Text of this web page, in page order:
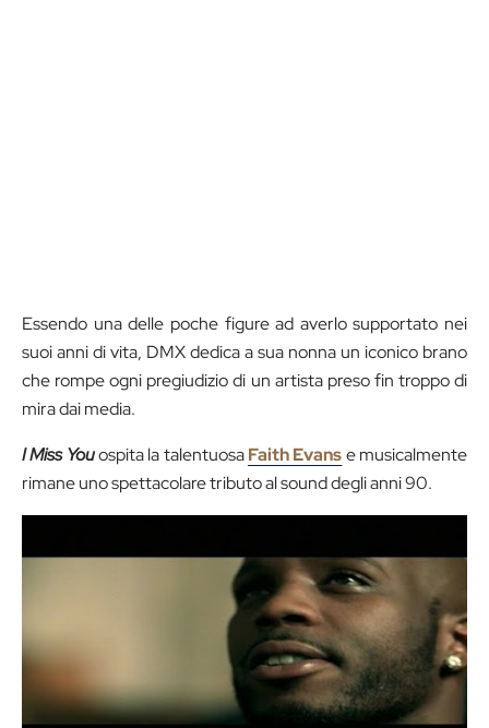
Essendo una delle poche figure ad averlo supportato nei
suoi anni di vita, DMX dedica a sua nonna un iconico brano
che rompe ogni pregiudizio di un artista preso fin troppo di
mira dai media.
I Miss Youospita la talentuosaFaith Evanse musicalmente
rimane uno spettacolare tributo al sound degli anni 90.